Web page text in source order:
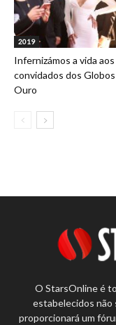
2019
Infernizámos a vida
convidados dos
Ouro
O StarsOnline é
estabelecidos não
proporcionará um